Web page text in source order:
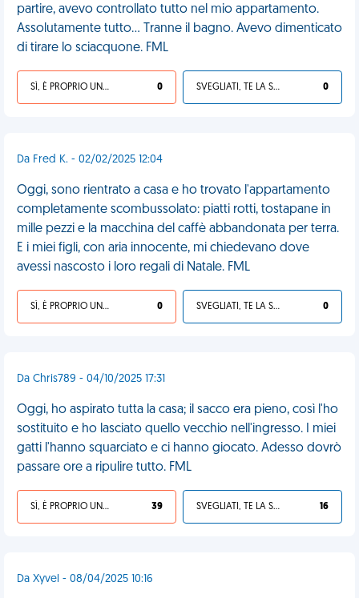
partire, avevo controllato tutto nel mio appartamento.
Assolutamente tutto... Tranne il bagno. Avevo dimenticato
di tirare lo sciacquone. FML
SÌ, È PROPRIO UNA VDM! 0 SVEGLIATI, TE LA SEI CERCATA! 0
Da Fred K. - 02/02/2025 12:04
Oggi, sono rientrato a casa e ho trovato l'appartamento
completamente scombussolato: piatti rotti, tostapane in
mille pezzi e la macchina del caffè abbandonata per terra.
E i miei figli, con aria innocente, mi chiedevano dove
avessi nascosto i loro regali di Natale. FML
SÌ, È PROPRIO UNA VDM! 0 SVEGLIATI, TE LA SEI CERCATA! 0
Da Chris789 - 04/10/2025 17:31
Oggi, ho aspirato tutta la casa; il sacco era pieno, così l'ho
sostituito e ho lasciato quello vecchio nell'ingresso. I miei
gatti l'hanno squarciato e ci hanno giocato. Adesso dovrò
passare ore a ripulire tutto. FML
SÌ, È PROPRIO UNA VDM! 39 SVEGLIATI, TE LA SEI CERCATA! 16
Da Xyvel - 08/04/2025 10:16